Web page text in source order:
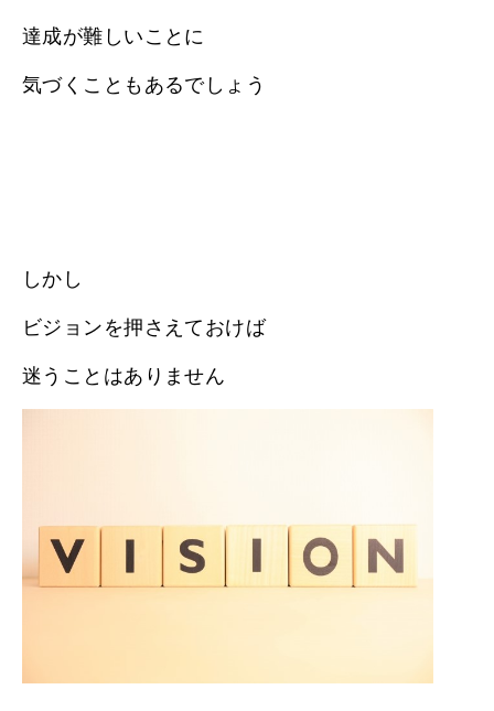
達成が難しいことに
気づくこともあるでしょう
しかし
ビジョンを押さえておけば
迷うことはありません